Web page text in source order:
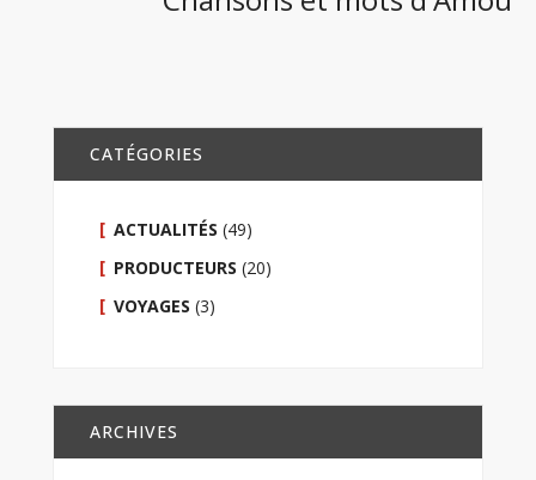
CATÉGORIES
ACTUALITÉS (49)
PRODUCTEURS (20)
VOYAGES (3)
ARCHIVES